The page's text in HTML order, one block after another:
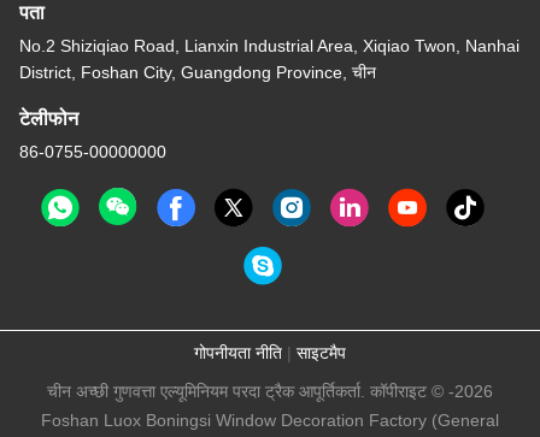
पता
No.2 Shiziqiao Road, Lianxin Industrial Area, Xiqiao Twon, Nanhai
District, Foshan City, Guangdong Province, चीन
टेलीफोन
86-0755-00000000
गोपनीयता नीति | साइटमैप
चीन अच्छी गुणवत्ता एल्यूमिनियम परदा ट्रैक आपूर्तिकर्ता. कॉपीराइट © -2026
Foshan Luox Boningsi Window Decoration Factory (General